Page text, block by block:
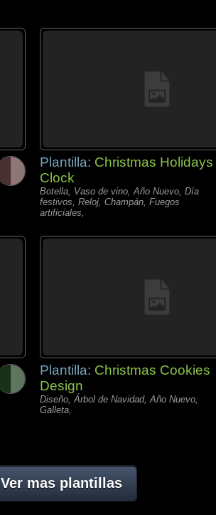
Plantilla: Christmas Holidays
Clock
Botella, Vaso de vino, Año Nuevo, Día
festivos, Reloj, Champán, Fuegos
artificiales,
Plantilla: Christmas Cookies
Design
Diseño, Árbol de Navidad, Año Nuevo,
Galleta,
Ver mas plantillas